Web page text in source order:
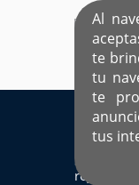
Al
te
tu
te
tus
EL
Sí ya estás
registrado